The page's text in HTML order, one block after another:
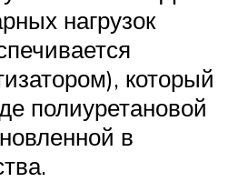
нагрузок
который
полиуретановой
в